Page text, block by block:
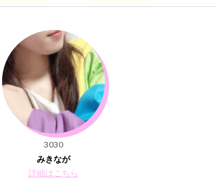
3030
みきなが
詳細はこちら